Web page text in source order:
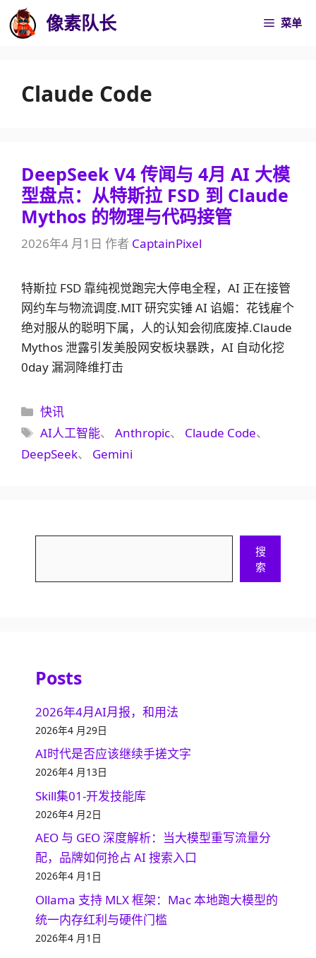
至
像素队长 菜单
Claude Code
DeepSeek V4 传闻与 4月 AI 大模
型盘点：从特斯拉 FSD 到 Claude
Mythos 的物理与代码接管
2026年4 月1日 作者 CaptainPixel
特斯拉 FSD 靠纯视觉跑完大停电全程，AI 正在接管
网约车与物流调度.MIT 研究实锤 AI 谄媚：花钱雇个
绝对服从的聪明下属，人的认知会彻底废掉.Claude
Mythos 泄露引发美股网安板块暴跌，AI 自动化挖
0day 漏洞降维打击
分
类
快讯
标
签
AI人工智能、Anthropic、 Claude Code、
DeepSeek、 Gemini
搜
索
Posts
2026年4月AI月报，和用法
2026年4 月29日
AI时代是否应该继续手搓文字
2026年4 月13日
Skill集01-开发技能库
2026年4 月2日
AEO 与 GEO 深度解析：当大模型重写流量分
配，品牌如何抢占 AI 搜索入口
2026年4 月1日
Ollama 支持 MLX 框架：Mac 本地跑大模型的
统一内存红利与硬件门槛
2026年4 月1日